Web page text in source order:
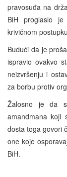
pravosuđa na
BiH proglasio
krivičnom
Budući da je
ispravio ovakvo
neizvršenju i
za borbu protiv
Žalosno je da
amandmana koji
dosta toga govori
one koje
BiH.